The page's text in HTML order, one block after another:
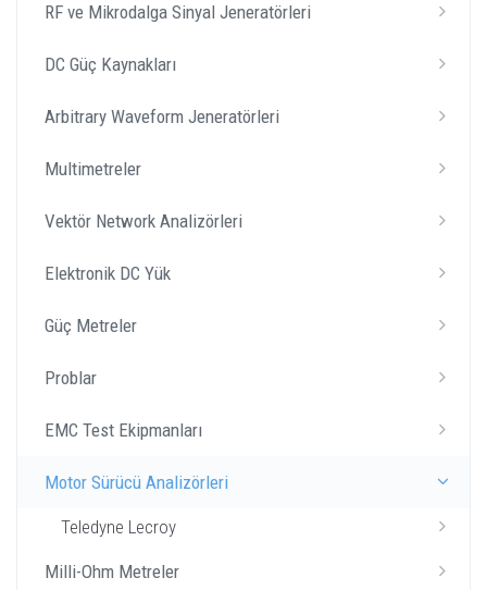
RF ve Mikrodalga Sinyal Jeneratörleri
DC Güç Kaynakları
Arbitrary Waveform Jeneratörleri
Multimetreler
Vektör Network Analizörleri
Elektronik DC Yük
Güç Metreler
Problar
EMC Test Ekipmanları
Motor Sürücü Analizörleri
Teledyne Lecroy
Milli-Ohm Metreler